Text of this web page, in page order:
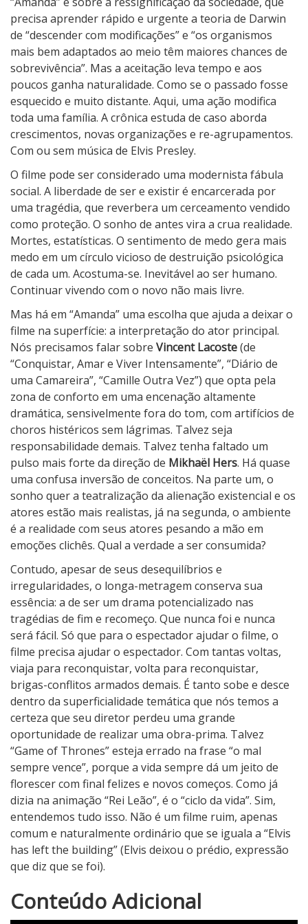
precisa aprender rápido e urgente a teoria de Darwin
de “descender com modificações” e “os organismos
mais bem adaptados ao meio têm maiores chances de
sobrevivência”. Mas a aceitação leva tempo e aos
poucos ganha naturalidade. Como se o passado fosse
esquecido e muito distante. Aqui, uma ação modifica
toda uma família. A crônica estuda de caso aborda
crescimentos, novas organizações e re-agrupamentos.
Com ou sem música de Elvis Presley.
O filme pode ser considerado uma modernista fábula
social. A liberdade de ser e existir é encarcerada por
uma tragédia, que reverbera um cerceamento vendido
como proteção. O sonho de antes vira a crua realidade.
Mortes, estatísticas. O sentimento de medo gera mais
medo em um círculo vicioso de destruição psicológica
de cada um. Acostuma-se. Inevitável ao ser humano.
Continuar vivendo com o novo não mais livre.
Mas há em “Amanda” uma escolha que ajuda a deixar o
filme na superfície: a interpretação do ator principal.
Nós precisamos falar sobre Vincent Lacoste(de
“Conquistar, Amar e Viver Intensamente”, “Diário de
uma Camareira”, “Camille Outra Vez”) que opta pela
zona de conforto em uma encenação altamente
dramática, sensivelmente fora do tom, com artifícios de
choros histéricos sem lágrimas. Talvez seja
responsabilidade demais. Talvez tenha faltado um
pulso mais forte da direção de Mikhaël Hers. Há quase
uma confusa inversão de conceitos. Na parte um, o
sonho quer a teatralização da alienação existencial e os
atores estão mais realistas, já na segunda, o ambiente
é a realidade com seus atores pesando a mão em
emoções clichês. Qual a verdade a ser consumida?
Contudo, apesar de seus desequilíbrios e
irregularidades, o longa-metragem conserva sua
essência: a de ser um drama potencializado nas
tragédias de fim e recomeço. Que nunca foi e nunca
será fácil. Só que para o espectador ajudar o filme, o
filme precisa ajudar o espectador. Com tantas voltas,
viaja para reconquistar, volta para reconquistar,
brigas-conflitos armados demais. É tanto sobe e desce
dentro da superficialidade temática que nós temos a
certeza que seu diretor perdeu uma grande
oportunidade de realizar uma obra-prima. Talvez
“Game of Thrones” esteja errado na frase “o mal
sempre vence”, porque a vida sempre dá um jeito de
florescer com final felizes e novos começos. Como já
dizia na animação “Rei Leão”, é o “ciclo da vida”. Sim,
entendemos tudo isso. Não é um filme ruim, apenas
comum e naturalmente ordinário que se iguala a “Elvis
has left the building” (Elvis deixou o prédio, expressão
que diz que se foi).
N
Conteúdo Adicional